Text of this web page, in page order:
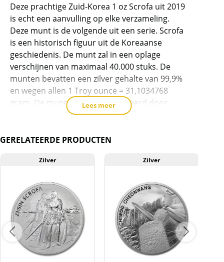
dit
product
toe
te
voegen
Deze prachtige Zuid-Korea 1 oz Scrofa uit 2019
is echt een aanvulling op elke verzameling.
Deze munt is de volgende uit een serie. Scrofa
is een historisch figuur uit de Koreaanse
geschiedenis. De munt zal in een oplage
verschijnen van maximaal 40.000 stuks. De
munten bevatten een zilver gehalte van 99,9%
en wegen allen 1 Troy ounce = 31,1034768
gram. De munten zijn geproduceerd door
maximaal 40.000 stuks.
Levering
capsule.
Kwaliteit
De munten worden uit voorraad geleverd, en
komen daarmee niet rechtstreeks van de
producent af. De munten kunnen soms
krassen, aanslag en/of melkvlekken bevatten.
Lees meer
GERELATEERDE PRODUCTEN
Zilver Zilver